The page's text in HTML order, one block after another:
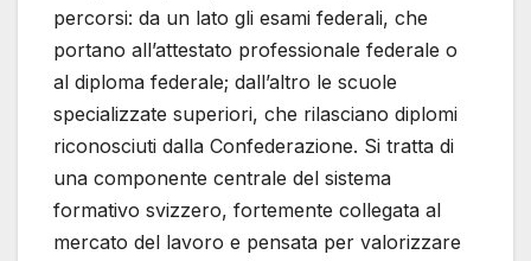
percorsi: da un lato gli esami federali, che
portano all’attestato professionale federale o
al diploma federale; dall’altro le scuole
specializzate superiori, che rilasciano diplomi
riconosciuti dalla Confederazione. Si tratta di
una componente centrale del sistema
formativo svizzero, fortemente collegata al
mercato del lavoro e pensata per valorizzare